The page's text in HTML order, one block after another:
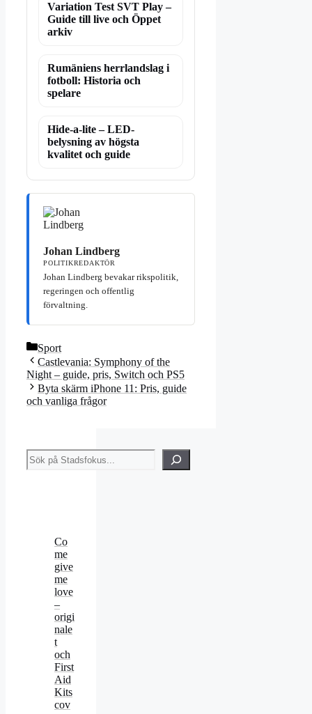
Variation Test SVT Play –
Guide till live och Öppet
arkiv
Rumäniens herrlandslag i
fotboll: Historia och
spelare
Hide-a-lite – LED-
belysning av högsta
kvalitet och guide
Johan Lindberg
POLITIKREDAKTÖR
Johan Lindberg bevakar rikspolitik,
regeringen och offentlig
förvaltning.
Kategorier
Sport
Castlevania: Symphony of the
Night – guide, pris, Switch och PS5
Byta skärm iPhone 11: Pris, guide
och vanliga frågor
Sök
Co
me
give
me
love
–
origi
nale
t
och
First
Aid
Kits
cov